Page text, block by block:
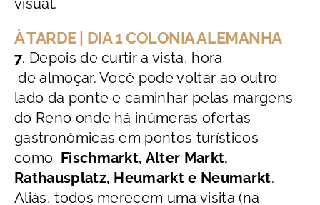
visual.
À TARDE | DIA 1 COLONIA ALEMANHA
7. Depois de curtir a vista, hora
de almoçar. Você pode voltar ao outro
lado da ponte e caminhar pelas margens
do Reno onde há inúmeras ofertas
gastronômicas em pontos turísticos
como Fischmarkt, Alter Markt,
Rathausplatz, Heumarkt e Neumarkt.
Aliás, todos merecem uma visita (na